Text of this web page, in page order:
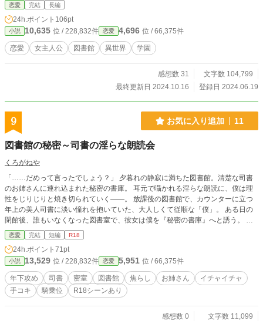
恋愛 完結 長編
24h.ポイント 106pt
小説 10,635 位 / 228,832件 恋愛 4,696 位 / 66,375件
恋愛 女主人公 図書館 異世界 学園
感想数 31
文字数 104,799
最終更新日 2024.10.16
登録日 2024.06.19
9 お気に入り追加 11
図書館の秘密～司書の淫らな朗読会
くろがねや
​「……だめって言ったでしょう？」 夕暮れの静寂に満ちた図書館。清楚な司書
のお姉さんに連れ込まれた秘密の書庫。 耳元で囁かれる淫らな朗読に、僕は理
性をじりじりと焼き切られていく――。 ​放課後の図書館で、カウンターに立つ
年上の美人司書に淡い憧れを抱いていた、大人しくて従順な「僕」。 ある日の
閉館後、誰もいなくなった図書室で、彼女は僕を『秘密の書庫』へと誘う。 ​読
書灯の琥珀色の光が照らす中、始まったのは彼女のお気に入りの官能小説『書架
の情事』の朗読会。 大人の包容力と妖艶な声音で、僕の耳元を、そして身体を
じりじりと焦らすお姉さん。 目の前で自ら秘部を割り開いて魅せつける圧倒的
な色気に、脳が狂いそうになったその時――僕の中で、大人しい『少年』の殻が
パキッ！と音を立てて割れた。 ​「あ、あ、嘘……っ、まだ男の子……だと思っ
てたのに……こんな、ちからっ！」 ​主導権を握っていたはずの司書お姉さんの
腰をガッチリと掴み、下から猛烈に突き上げる男の本能。 立場は一瞬にして逆
も気品も、荒々しいピストンの前にはもはや意味をなさず、清楚だった彼女は快
恋愛 完結 短編 R18
24h.ポイント 71pt
小説 13,529 位 / 228,832件 恋愛 5,951 位 / 66,375件
年下攻め 司書 密室 図書館 焦らし お姉さん
イチャイチャ
手コキ
騎乗位 R18シーンあり
感想数 0
文字数 11,099